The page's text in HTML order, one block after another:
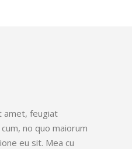
amet, feugiat
no quo maiorum
eu sit. Mea cu